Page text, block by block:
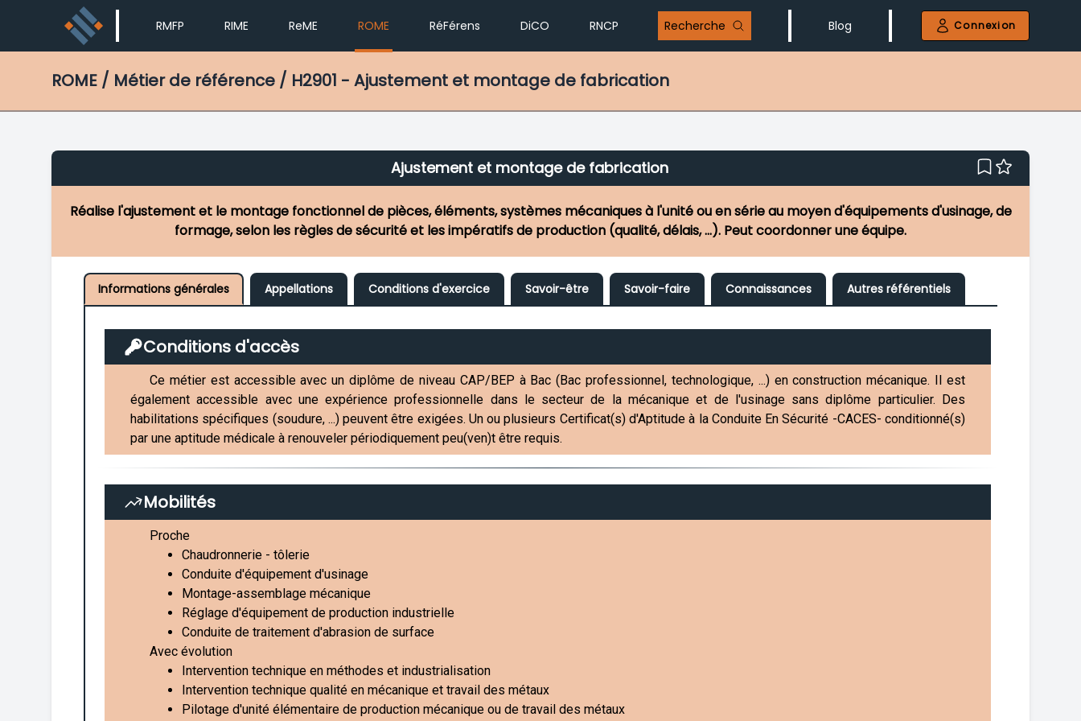
RMFP RIME ReME ROME RéFérens DiCO RNCP Recherche Blog Connexion
ROME / Métier de référence / H2901 - Ajustement et montage de fabrication
Ajustement et montage de fabrication
Réalise l'ajustement et le montage fonctionnel de pièces, éléments, systèmes mécaniques à l'unité ou en série au moyen d'équipements d'usinage, de
formage, selon les règles de sécurité et les impératifs de production (qualité, délais, ...). Peut coordonner une équipe.
Informations générales Appellations Conditions d'exercice Savoir-être Savoir-faire Connaissances Autres référentiels
Conditions d'accès
Ce métier est accessible avec un diplôme de niveau CAP/BEP à Bac (Bac professionnel, technologique, ...) en construction mécanique. Il est
également accessible avec une expérience professionnelle dans le secteur de la mécanique et de l'usinage sans diplôme particulier. Des
habilitations spécifiques (soudure, ...) peuvent être exigées. Un ou plusieurs Certificat(s) d'Aptitude à la Conduite En Sécurité -CACES- conditionné(s)
par une aptitude médicale à renouveler périodiquement peu(ven)t être requis.
Mobilités
Proche
Chaudronnerie - tôlerie
Conduite d'équipement d'usinage
Montage-assemblage mécanique
Réglage d'équipement de production industrielle
Conduite de traitement d'abrasion de surface
Avec évolution
Intervention technique en méthodes et industrialisation
Intervention technique qualité en mécanique et travail des métaux
Pilotage d'unité élémentaire de production mécanique ou de travail des métaux